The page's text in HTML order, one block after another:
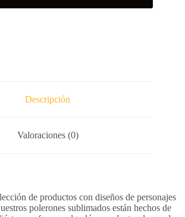
Descripción
Valoraciones (0)
de productos con diseños de personajes
polerones sublimados están hechos de